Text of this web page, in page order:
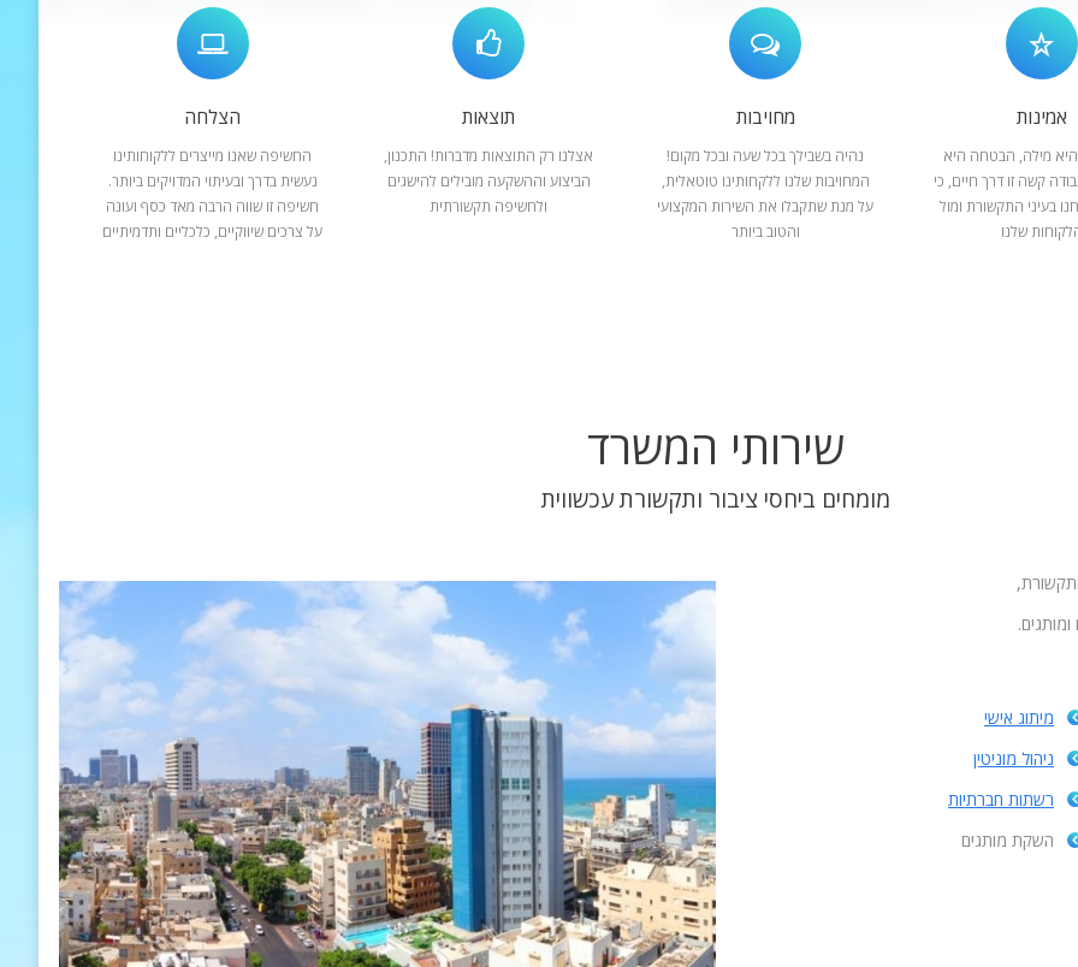
אמינות
היא מילה, הבטחה היא
קשה זו דרך חיים, כי
בעיני התקשורת ומול
שלנו
מחויבות
נהיה בשבילך בכל שעה ובכל מקום!
המחויבות שלנו ללקחותינו טוטאלית,
על מנת שתקבלו את השירות המקצועי
והטוב ביותר
תוצאות
אצלנו רק התוצאות מדברות! התכנון,
הביצוע וההשקעה מובילים להישגים
ולחשיפה תקשורתית
הצלחה
החשיפה שאנו מייצרים ללקוחותינו
נעשית בדרך ובעיתוי המדויקים ביותר.
חשיפה זו שווה הרבה מאד כסף ועונה
על צרכים שיווקיים, כלכליים ותדמיתיים
שירותי המשרד
מומחים ביחסי ציבור ותקשורת עכשווית
מיתוג אישי
ניהול מוניטין
רשתות חברתיות
השקת מותגים